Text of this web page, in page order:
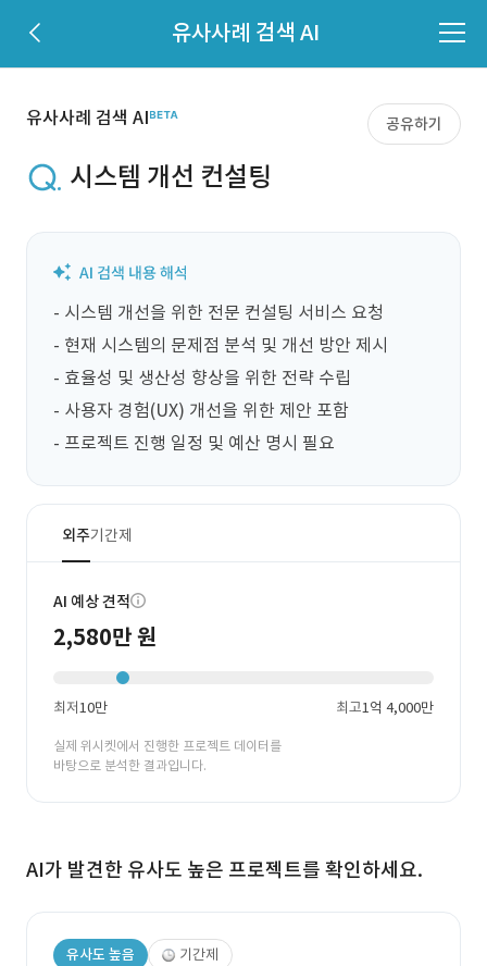
유사사례 검색 AI
유사사례 검색 AI 공유하기
시스템 개선 컨설팅
- 시스템 개선을 위한 전문 컨설팅 서비스 요청
- 현재 시스템의 문제점 분석 및 개선 방안 제시
- 효율성 및 생산성 향상을 위한 전략 수립
- 사용자 경험(UX) 개선을 위한 제안 포함
- 프로젝트 진행 일정 및 예산 명시 필요
외주기간제
AI 예상 견적
2,580만 원
최저10만 최고1억 4,000만
실제 위시켓에서 진행한 프로젝트 데이터를
바탕으로 분석한 결과입니다.
AI가 발견한 유사도 높은 프로젝트를 확인하세요.
유사도 높음 기간제